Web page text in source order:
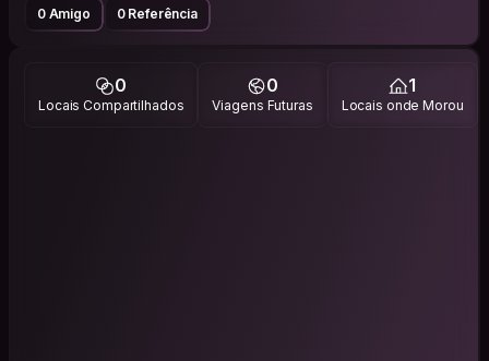
0 Amigo 0 Referência
0
Locais Compartilhados
0
Viagens Futuras
1
Locais onde Morou